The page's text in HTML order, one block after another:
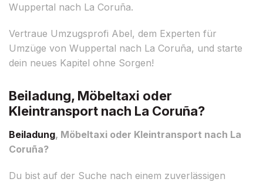
Wuppertal nach La Coruña.
Vertraue Umzugsprofi Abel, dem Experten für
Umzüge von Wuppertal nach La Coruña, und starte
dein neues Kapitel ohne Sorgen!
Beiladung, Möbeltaxi oder
Kleintransport nach La Coruña?
Beiladung, Möbeltaxi oder Kleintransport nach La
Coruña?
Du bist auf der Suche nach einem zuverlässigen